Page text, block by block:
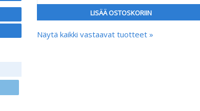
LISÄÄ OSTOSKORIIN
Näytä kaikki vastaavat tuotteet »